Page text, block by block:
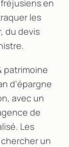
en
les
du devis
patrimoine
d'épargne
avec un
de
Les
un